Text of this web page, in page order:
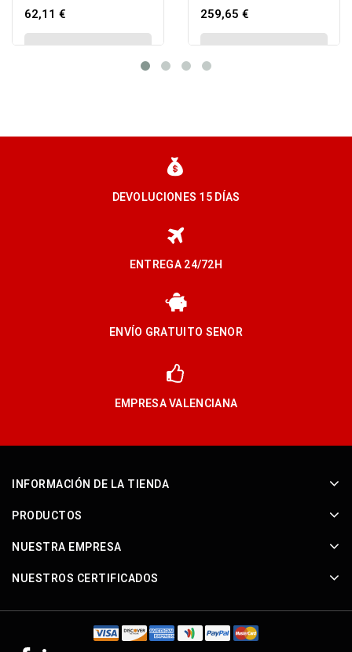
62,11 €
VIEW DETAIL
259,65 €
VIEW DETAIL
DEVOLUCIONES 15 DÍAS
ENTREGA 24/72H
ENVÍO GRATUITO SENOR
EMPRESA VALENCIANA
INFORMACIÓN DE LA TIENDA
PRODUCTOS
NUESTRA EMPRESA
NUESTROS CERTIFICADOS